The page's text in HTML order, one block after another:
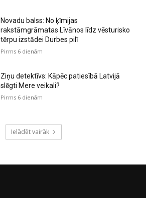
Novadu balss: No ķīmijas
rakstāmgrāmatas Līvānos līdz vēsturisko
tērpu izstādei Durbes pilī
Pirms 6 dienām
Ziņu detektīvs: Kāpēc patiesībā Latvijā
slēgti Mere veikali?
Pirms 6 dienām
Ielādēt vairāk